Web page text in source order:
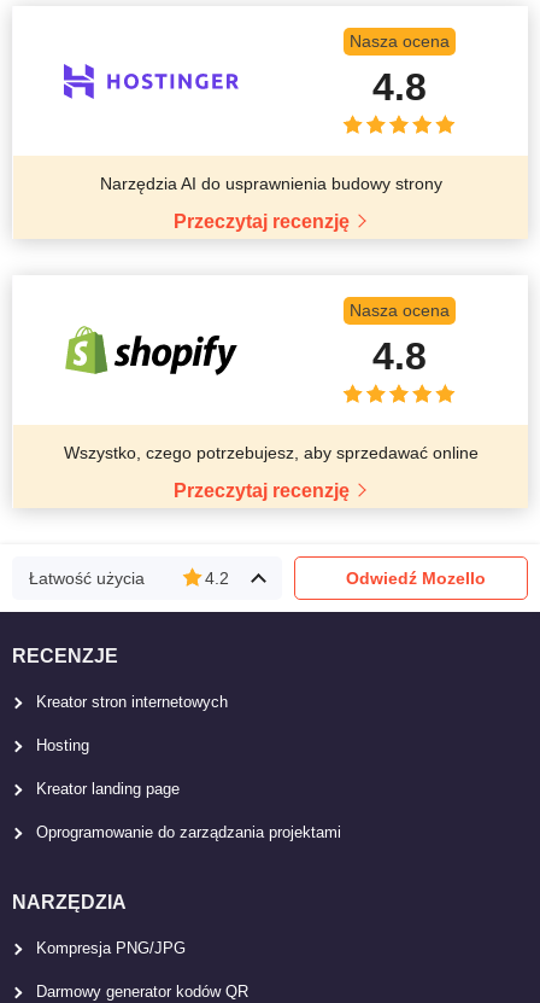
Nasza ocena
4.8
Narzędzia AI do usprawnienia budowy strony
Przeczytaj recenzję
Nasza ocena
4.8
Wszystko, czego potrzebujesz, aby sprzedawać online
Przeczytaj recenzję
Łatwość użycia 4.2 Odwiedź Mozello
RECENZJE
Kreator stron internetowych
Hosting
Kreator landing page
Oprogramowanie do zarządzania projektami
NARZĘDZIA
Kompresja PNG/JPG
Darmowy generator kodów QR